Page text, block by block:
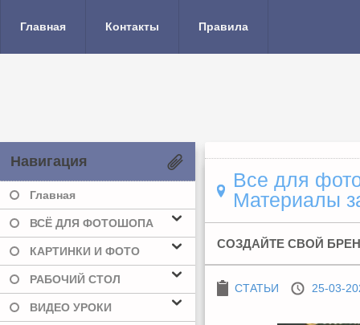
Главная Контакты Правила
Навигация
Главная
ВСЁ ДЛЯ ФОТОШОПА
КАРТИНКИ И ФОТО
РАБОЧИЙ СТОЛ
ВИДЕО УРОКИ
Все для
Материалы
СОЗДАЙТЕ СВОЙ
СТАТЬИ 25-03-